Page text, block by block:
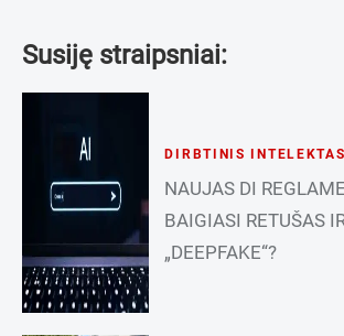
Susiję straipsniai:
DIRBTINIS INTELEKTAS
NAUJAS DI
BAIGIASI RETUŠAS
„DEEPFAKE“?